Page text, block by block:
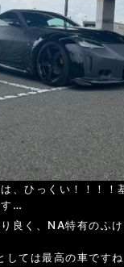
、ひっくい！！！！
す…
良く、NA特有のふ
しては最高の車です